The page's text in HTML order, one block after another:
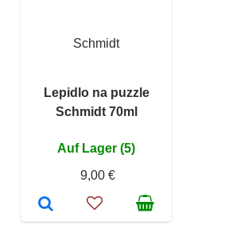
Schmidt
Lepidlo na puzzle
Schmidt 70ml
Auf Lager (5)
9,00 €